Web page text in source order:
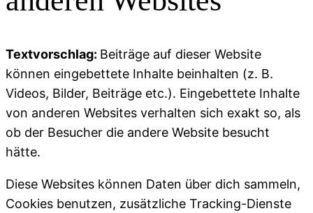
Textvorschlag: Beiträge auf dieser Website
können eingebettete Inhalte beinhalten (z. B.
Videos, Bilder, Beiträge etc.). Eingebettete Inhalte
von anderen Websites verhalten sich exakt so, als
ob der Besucher die andere Website besucht
hätte.
Diese Websites können Daten über dich sammeln,
Cookies benutzen, zusätzliche Tracking-Dienste